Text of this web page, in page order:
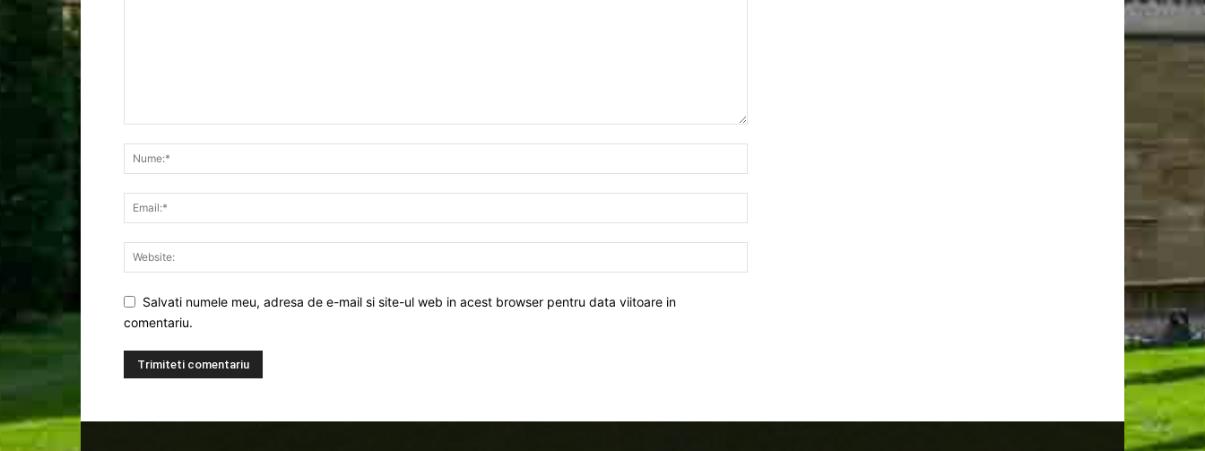
Salvati numele meu, adresa de e-mail si site-ul web in acest browser pentru data viitoare in
comentariu.